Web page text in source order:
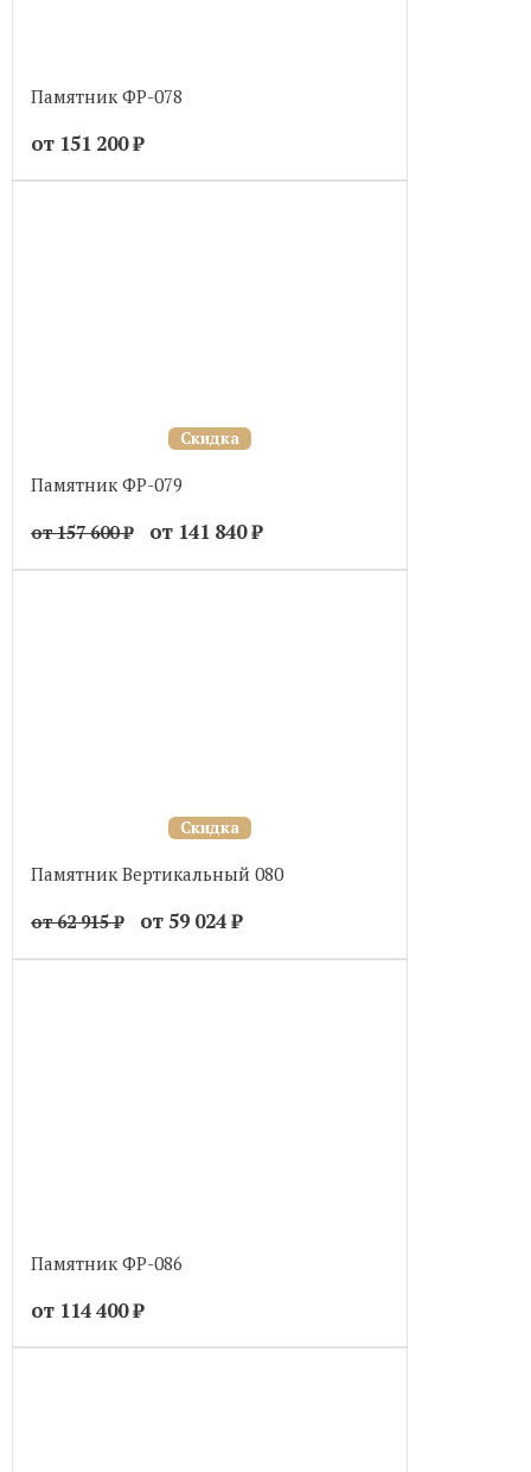
Памятник ФР-078
от 151 200₽
Скидка
Памятник ФР-079
от 157 600₽ от 141 840₽
Скидка
Памятник Вертикальный 080
от 62 915₽ от 59 024₽
Памятник ФР-086
от 114 400₽